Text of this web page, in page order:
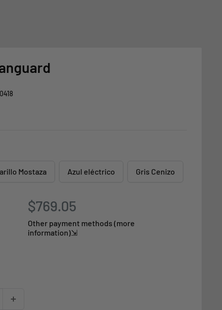
Mostaza Azul eléctrico Gris Cenizo
$769.05
Other payment methods (more
information)⇲